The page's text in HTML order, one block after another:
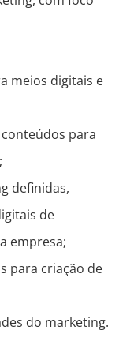
meios digitais e
para
definidas,
de
empresa;
para criação de
do marketing.